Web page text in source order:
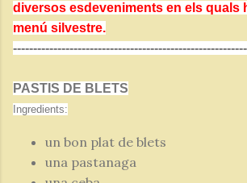
diversos esdeveniments en els quals
menú silvestre.
PASTIS DE BLETS
Ingredients:
un bon plat de blets
una pastanaga